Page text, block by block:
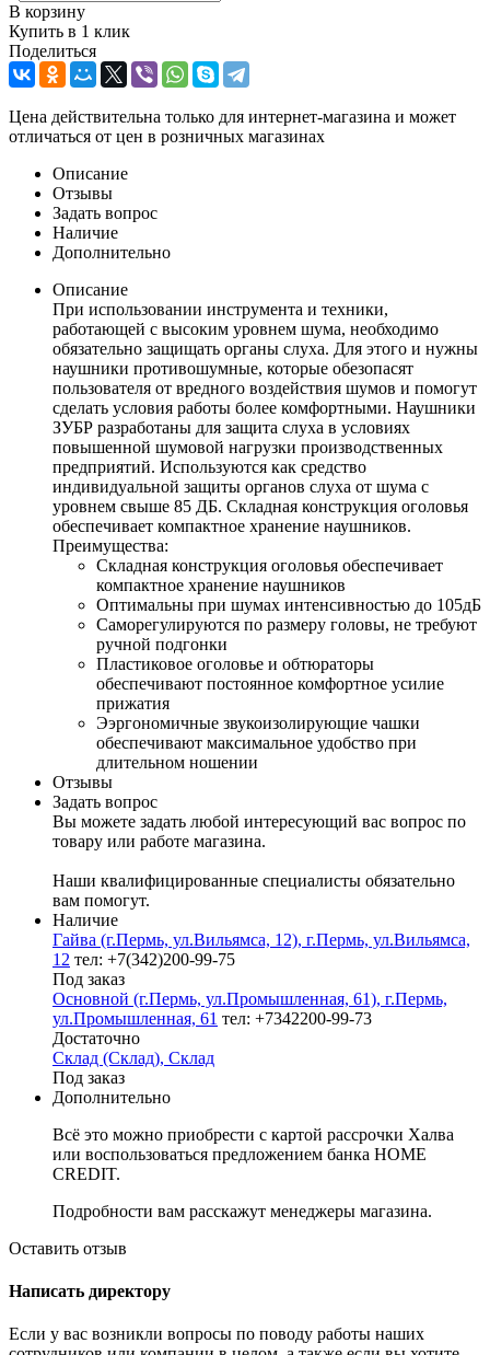
В корзину
Купить в 1 клик
Поделиться
Цена действительна только для интернет-магазина и может
отличаться от цен в розничных магазинах
Описание
Отзывы
Задать вопрос
Наличие
Дополнительно
Описание
При использовании инструмента и техники,
работающей с высоким уровнем шума, необходимо
обязательно защищать органы слуха. Для этого и нужны
наушники противошумные, которые обезопасят
пользователя от вредного воздействия шумов и помогут
сделать условия работы более комфортными. Наушники
ЗУБР разработаны для защита слуха в условиях
повышенной шумовой нагрузки производственных
предприятий. Используются как средство
индивидуальной защиты органов слуха от шума с
уровнем свыше 85 ДБ. Складная конструкция оголовья
обеспечивает компактное хранение наушников.
Преимущества:
Складная конструкция оголовья обеспечивает
компактное хранение наушников
Оптимальны при шумах интенсивностью до 105дБ
Саморегулируются по размеру головы, не требуют
ручной подгонки
Пластиковое оголовье и обтюраторы
обеспечивают постоянное комфортное усилие
прижатия
Ээргономичные звукоизолирующие чашки
обеспечивают максимальное удобство при
длительном ношении
Отзывы
Задать вопрос
Вы можете задать любой интересующий вас вопрос по
товару или работе магазина.
Наши квалифицированные специалисты обязательно
вам помогут.
Наличие
Гайва (г.Пермь, ул.Вильямса, 12), г.Пермь, ул.Вильямса,
12 тел: +7(342)200-99-75
Под заказ
Основной (г.Пермь, ул.Промышленная, 61), г.Пермь,
ул.Промышленная, 61 тел: +7342200-99-73
Достаточно
Склад (Склад), Склад
Под заказ
Дополнительно
Всё это можно приобрести с картой рассрочки Халва
или воспользоваться предложением банка HOME
CREDIT.
Подробности вам расскажут менеджеры магазина.
Оставить отзыв
Написать директору
Если у вас возникли вопросы по поводу работы наших